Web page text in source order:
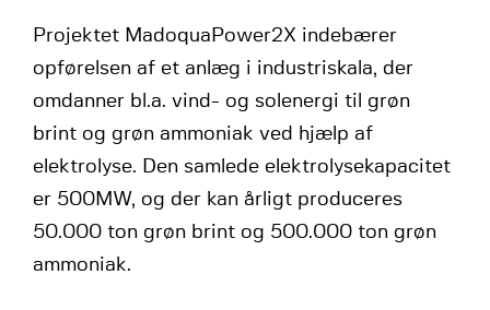
Projektet MadoquaPower2X indebærer
opførelsen af et anlæg i industriskala, der
omdanner bl.a. vind- og solenergi til grøn
brint og grøn ammoniak ved hjælp af
elektrolyse. Den samlede elektrolysekapacitet
er 500MW, og der kan årligt produceres
50.000 ton grøn brint og 500.000 ton grøn
ammoniak.